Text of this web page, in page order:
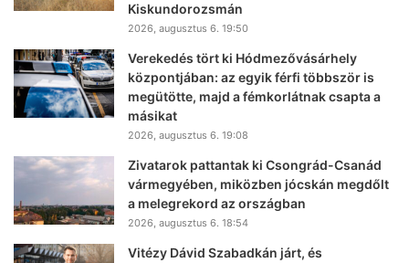
Kiskundorozsmán
2026, augusztus 6. 19:50
Verekedés tört ki Hódmezővásárhely
központjában: az egyik férfi többször is
megütötte, majd a fémkorlátnak csapta a
másikat
2026, augusztus 6. 19:08
Zivatarok pattantak ki Csongrád-Csanád
vármegyében, miközben jócskán megdőlt
a melegrekord az országban
2026, augusztus 6. 18:54
Vitézy Dávid Szabadkán járt, és